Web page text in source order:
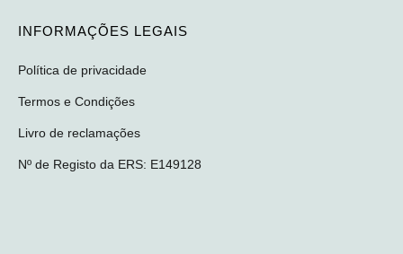
INFORMAÇÕES LEGAIS
Política de privacidade
Termos e Condições
Livro de reclamações
Nº de Registo da ERS: E149128